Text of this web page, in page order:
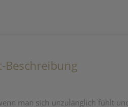
Beschreibung
man sich unzulänglich fühlt